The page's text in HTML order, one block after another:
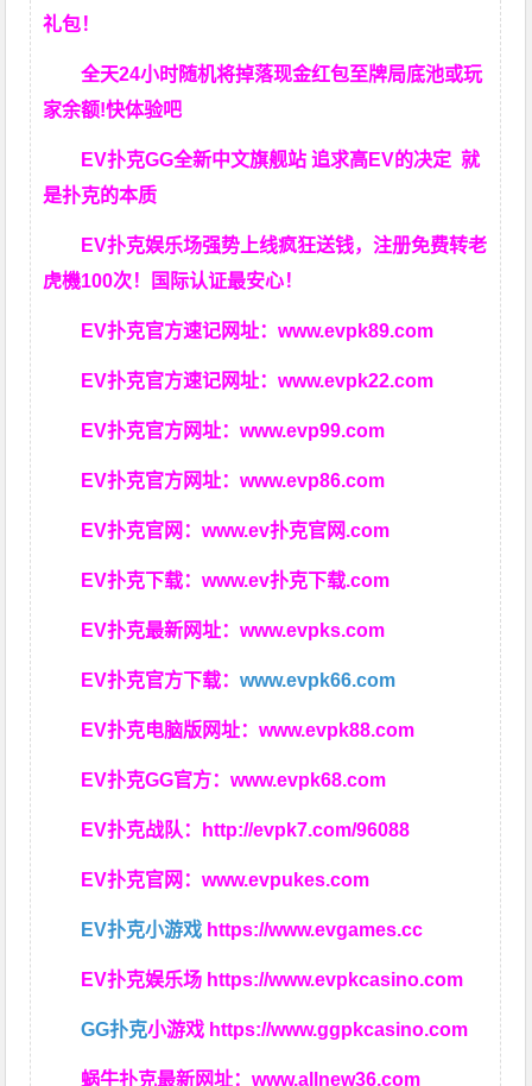
礼包！
全天24小时随机将掉落现金红包至牌局底池或玩
家余额!快体验吧
EV扑克GG全新中文旗舰站 追求高EV的决定就
是扑克的本质
EV扑克娱乐场强势上线疯狂送钱，注册免费转老
虎機100次！国际认证最安心！
EV扑克官方速记网址：www.evpk89.com
EV扑克官方速记网址：www.evpk22.com
EV扑克官方网址：www.evp99.com
EV扑克官方网址：www.evp86.com
EV扑克官网：www.ev扑克官网.com
EV扑克下载：www.ev扑克下载.com
EV扑克最新网址：www.evpks.com
EV扑克官方下载：www.evpk66.com
EV扑克电脑版网址：www.evpk88.com
EV扑克GG官方：www.evpk68.com
EV扑克战队： http://evpk7.com/96088
EV扑克官网：www.evpukes.com
EV扑克小游戏 https://www.evgames.cc
EV扑克娱乐场 https://www.evpkcasino.com
GG扑克小游戏 https://www.ggpkcasino.com
蜗牛扑克最新网址：www.allnew36.com